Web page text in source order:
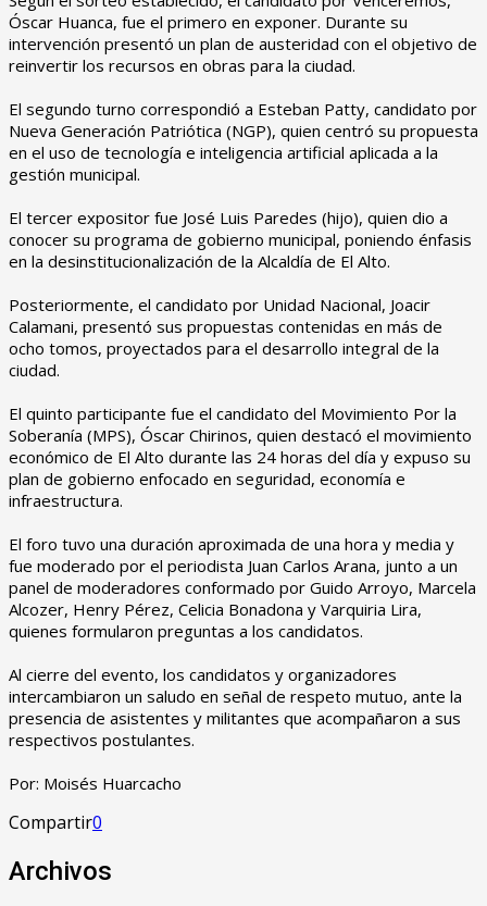
Óscar Huanca, fue el primero en exponer. Durante su
intervención presentó un plan de austeridad con el objetivo de
reinvertir los recursos en obras para la ciudad.
‎El segundo turno correspondió a Esteban Patty, candidato por
Nueva Generación Patriótica (NGP), quien centró su propuesta
en el uso de tecnología e inteligencia artificial aplicada a la
gestión municipal.
‎El tercer expositor fue José Luis Paredes (hijo), quien dio a
conocer su programa de gobierno municipal, poniendo énfasis
en la desinstitucionalización de la Alcaldía de El Alto.
‎Posteriormente, el candidato por Unidad Nacional, Joacir
Calamani, presentó sus propuestas contenidas en más de
ocho tomos, proyectados para el desarrollo integral de la
ciudad.
‎El quinto participante fue el candidato del Movimiento Por la
Soberanía (MPS), Óscar Chirinos, quien destacó el movimiento
económico de El Alto durante las 24 horas del día y expuso su
plan de gobierno enfocado en seguridad, economía e
infraestructura.
‎El foro tuvo una duración aproximada de una hora y media y
fue moderado por el periodista Juan Carlos Arana, junto a un
panel de moderadores conformado por Guido Arroyo, Marcela
Alcozer, Henry Pérez, Celicia Bonadona y Varquiria Lira,
quienes formularon preguntas a los candidatos.
‎Al cierre del evento, los candidatos y organizadores
intercambiaron un saludo en señal de respeto mutuo, ante la
presencia de asistentes y militantes que acompañaron a sus
respectivos postulantes.
‎Por: Moisés Huarcacho
Compartir0
Archivos